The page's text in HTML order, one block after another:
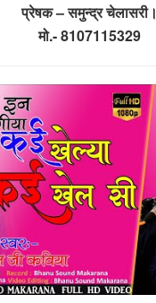
प्रेषक – समुन्द्र चेलासरी।
मो.- 8107115329